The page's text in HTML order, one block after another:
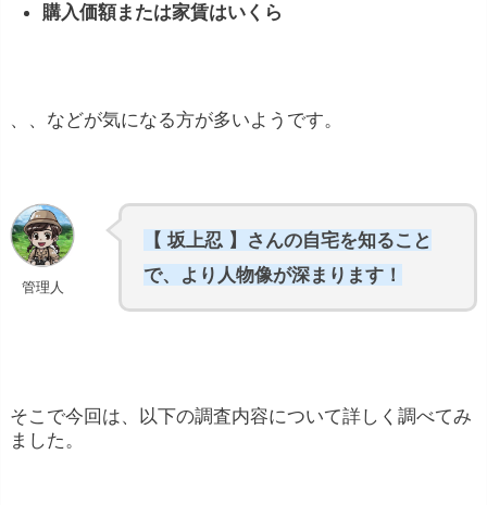
購入価額または家賃はいくら
、、などが気になる方が多いようです。
管理人
【 坂上忍 】さんの自宅を知ること
で、より人物像が深まります！
そこで今回は、以下の調査内容について詳しく調べてみ
ました。